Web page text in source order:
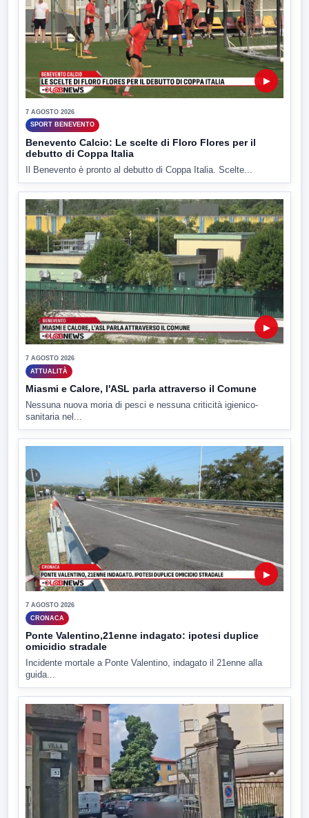
▶
7 AGOSTO 2026
SPORT BENEVENTO
Benevento Calcio: Le scelte di Floro Flores per il
debutto di Coppa Italia
Il Benevento è pronto al debutto di Coppa Italia. Scelte...
▶
7 AGOSTO 2026
ATTUALITÀ
Miasmi e Calore, l'ASL parla attraverso il Comune
Nessuna nuova moria di pesci e nessuna criticità igienico-
sanitaria nel...
▶
7 AGOSTO 2026
CRONACA
Ponte Valentino,21enne indagato: ipotesi duplice
omicidio stradale
Incidente mortale a Ponte Valentino, indagato il 21enne alla
guida...